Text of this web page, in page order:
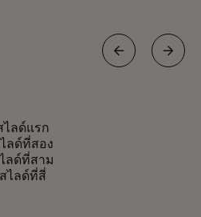
โยชน์พิเศษในด้าน
มบันเทิง การรับ
ละอื่นๆ
ไลด์แรก
ลด์ที่สอง
ลด์ที่สาม
สไลด์ที่สี่